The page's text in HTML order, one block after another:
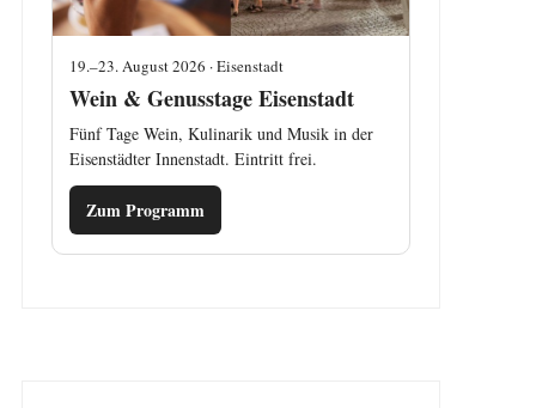
19.–23. August 2026 · Eisenstadt
Wein & Genusstage Eisenstadt
Fünf Tage Wein, Kulinarik und Musik in der
Eisenstädter Innenstadt. Eintritt frei.
Zum Programm